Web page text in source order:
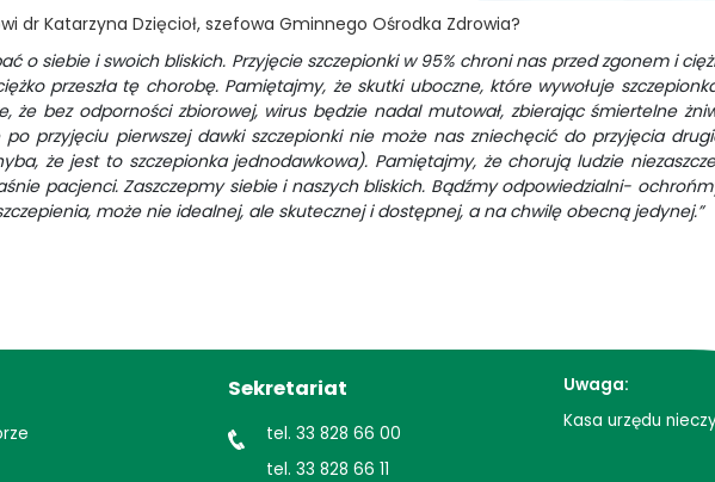
dr Katarzyna Dzięcioł, szefowa Gminnego Ośrodka Zdrowia?
o siebie i swoich bliskich. Przyjęcie szczepionki w 95% chroni nas przed zgonem i
przeszła tę chorobę. Pamiętajmy, że skutki uboczne, które wywołuje
że bez odporności zbiorowej, wirus będzie nadal mutował, zbierając śmiertelne
po przyjęciu pierwszej dawki szczepionki nie może nas zniechęcić do przyjęcia
że jest to szczepionka jednodawkowa). Pamiętajmy, że chorują ludzie
pacjenci. Zaszczepmy siebie i naszych bliskich. Bądźmy odpowiedzialni-
może nie idealnej, ale skutecznej i dostępnej, a na chwilę obecną jedynej.”
Sekretariat
tel. 33 828 66 00
tel. 33 828 66 11
Uwaga:
Kasa urzędu